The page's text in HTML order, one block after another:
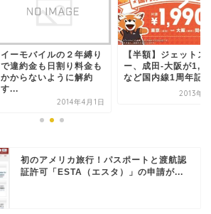
イーモバイルの２年縛り
で違約金も日割り料金も
かからないように解約
す...
2014年4月1日
【半額】ジェットス
ー、成田-大阪が
など国内線1周年記...
2013年7
初のアメリカ旅行！パスポートと渡航認
証許可「ESTA（エスタ）」の申請が...